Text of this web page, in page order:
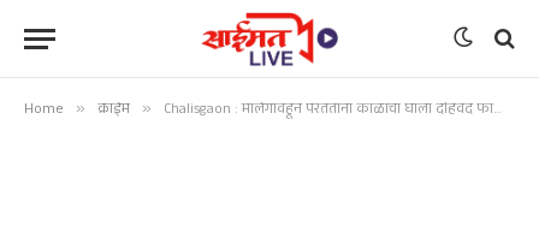
Home » क्राईम » Chalisgaon : मालेगावहून परतताना काळाचा घाला दहिवद फाट्याजवळ अपघातात दोन सख्या बहिणींचा मृत्यू